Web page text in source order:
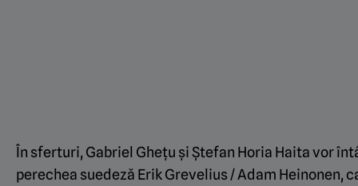
În sferturi, Gabriel Ghețu și Ștefan Horia Haita vor
perechea suedeză Erik Grevelius / Adam Heinonen,